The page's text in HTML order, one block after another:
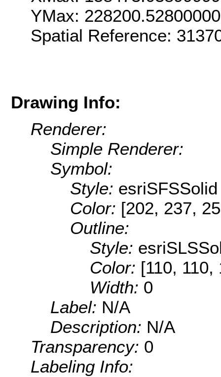
YMax:
Spatial Reference:
Drawing Info:
Renderer:
Simple Renderer:
Symbol:
Style: esriSFSSolid
Color: [202, 237,
Outline:
Style:
Color: [110, 110,
Width: 0
Label: N/A
Description: N/A
Transparency: 0
Labeling Info: